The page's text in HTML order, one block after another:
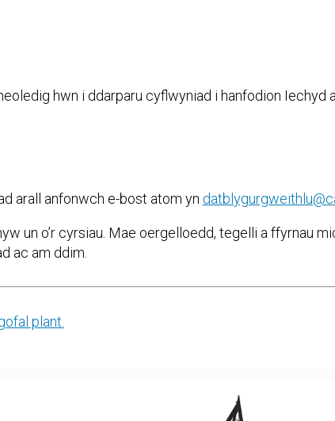
hwn i ddarparu cyflwyniad i hanfodion Iechyd
arall anfonwch e-bost atom yn
un o’r cyrsiau. Mae oergelloedd, tegelli a ffyrnau
ac am ddim.
plant.